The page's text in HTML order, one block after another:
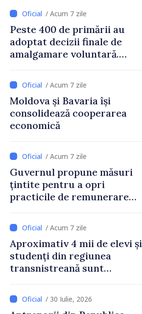
și însărcinatul cu afaceri al
SUA, Nick Pietrowicz
/ Acum 7 zile
Peste 400 de primării au
adoptat decizii finale de
amalgamare voluntară.
Guvernului, Alexei Buzu:
„85,5% dintre primării au
inițiat procesul. Le
mulțumim aleșilor locali
pentru că au pus pe primul
dezvoltar
/ Acum 7 zile
Moldova și Bavaria își
consolidează cooperarea
economică
/ Acum 7 zile
Guvernul propune măsuri
țintite pentru a opri
practicile de remunerare
/ Acum 7 zile
Aproximativ 4 mii de elevi și
studenți din regiunea
transnistreană sunt
educațional național
/ 30 Iulie, 2026